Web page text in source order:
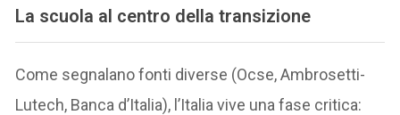
La scuola al centro della transizione
Come segnalano fonti diverse (Ocse, Ambrosetti-
Lutech, Banca d’Italia), l’Italia vive una fase critica: